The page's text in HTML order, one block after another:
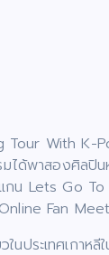
With K-
ได้พาสองศิลปิ
กน Lets Go
Fan
ประเทศเกาห